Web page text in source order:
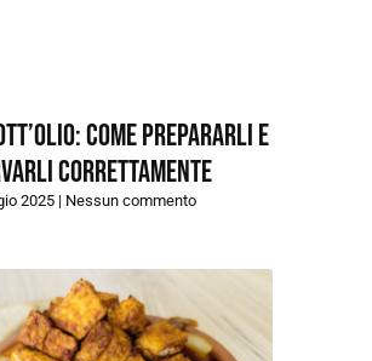
come prepararli e
correttamente
2025 Nessun commento